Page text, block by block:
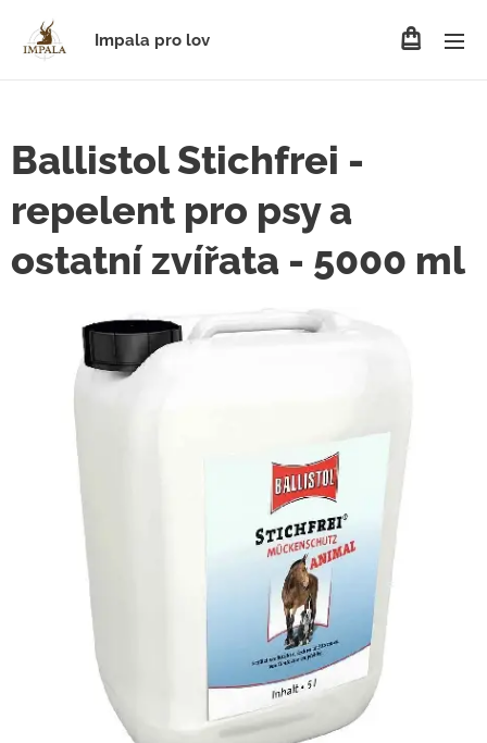
Impala pro lov
Ballistol Stichfrei -
repelent pro psy a
ostatní zvířata - 5000 ml